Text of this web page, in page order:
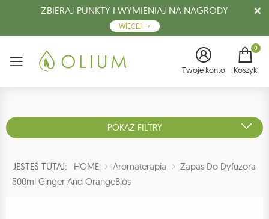
ZBIERAJ PUNKTY I WYMIENIAJ NA NAGRODY
WIĘCEJ
Menu Twoje konto
0
Koszyk
POKAŻ FILTRY
JESTEŚ TUTAJ: HOME Aromaterapia
Zapas Do Dyfuzora
500ml Ginger And OrangeBlos